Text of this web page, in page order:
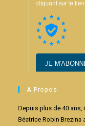
A Propos
Depuis plus de 40 ans,
Béatrice Robin Brezina